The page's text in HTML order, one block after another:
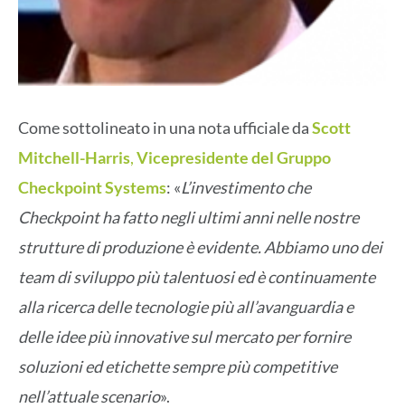
Come sottolineato in una nota ufficiale daScott
Mitchell-Harris,Vicepresidente del Gruppo
Checkpoint Systems: «L’investimento che
Checkpoint ha fatto negli ultimi anni nelle nostre
strutture di produzione è evidente. Abbiamo uno dei
team di sviluppo più talentuosi ed è continuamente
alla ricerca delle tecnologie più all’avanguardia e
delle idee più innovative sul mercato per fornire
soluzioni ed etichette sempre più competitive
nell’attuale scenario».